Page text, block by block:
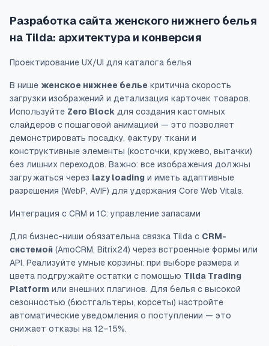
Разработка сайта женского нижнего белья
на Tilda: архитектура и конверсия
Проектирование UX/UI для каталога белья
В нише женское нижнее белье критична скорость
загрузки изображений и детализация карточек товаров.
Используйте Zero Block для создания кастомных
слайдеров с пошаговой анимацией — это позволяет
демонстрировать посадку, фактуру ткани и
конструктивные элементы (косточки, кружево, вытачки)
без лишних переходов. Важно: все изображения должны
загружаться через lazy loading и иметь адаптивные
разрешения (WebP, AVIF) для удержания Core Web Vitals.
Интеграция с CRM и 1С: управление запасами
Для бизнес-ниши обязательна связка Tilda с CRM-
системой (AmoCRM, Bitrix24) через встроенные формы или
API. Реализуйте умные корзины: при выборе размера и
цвета подгружайте остатки с помощью Tilda Trading
Platform или внешних плагинов. Для белья с высокой
сезонностью (бюстгальтеры, корсеты) настройте
автоматические уведомления о поступлении — это
снижает отказы на 12–15%.